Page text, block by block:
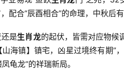
配合“辰酉相合”的命理，中秋后有
是生肖龙的起伏，皆需对应物候
山海镇】镇宅，凶星过境终有期”
龟龙”的祥瑞新局。